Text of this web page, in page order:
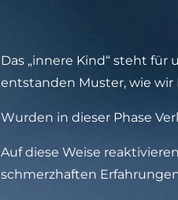
Das „innere Kind“ steht
entstanden Muster, wie wir
Wurden in dieser Phase
Auf diese Weise
schmerzhaften